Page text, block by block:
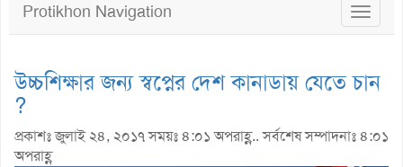
Toggle
Protikhon Navigation
উচ্চশিক্ষার জন্য স্বপ্নের দেশ কানাডায় যেতে চান
?
প্রকাশঃ জুলাই ২৪, ২০১৭ সময়ঃ ৪:০১ অপরাহ্ণ.. সর্বশেষ সম্পাদনাঃ ৪:০১
অপরাহ্ণ